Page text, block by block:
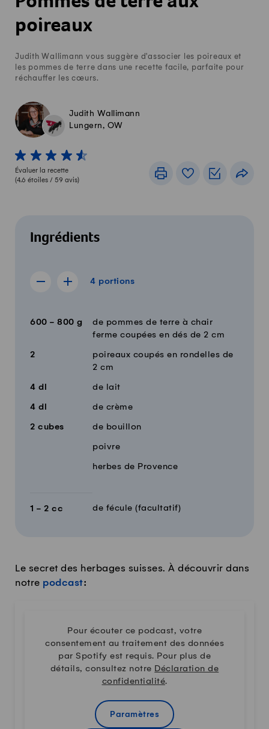
poireaux
Judith Wallimann vous suggère d'associer les poireaux et
les pommes de terre dans une recette facile, parfaite pour
réchauffer les cœurs.
Judith Wallimann
Lungern, OW
1 von 5 étoiles
2 von 5 étoiles
3 von 5 étoiles
4 von 5 étoiles
5 von 5 étoiles
Évaluer la recette
(4.6 étoiles / 59 avis)
ImprimerLivre de recettes
Listes de
Ingrédients
4 portions
Afficher la recette de 3 portions
Afficher la recette de 5 portions
4 portions
QuantitéIngrédients
600 - 800 g
de pommes de terre à chair
ferme coupées en dés de 2 cm
2
poireaux coupés en rondelles de
2 cm
4 dl de lait
4 dl de crème
2 cubes de bouillon
poivre
herbes de Provence
1 - 2 cc de fécule (facultatif)
Le secret des herbages suisses. À découvrir dans
notre podcast:
Pour écouter ce podcast, votre
consentement au traitement des données
par Spotify est requis. Pour plus de
détails, consultez notre Déclaration de
confidentialité.
Paramètres